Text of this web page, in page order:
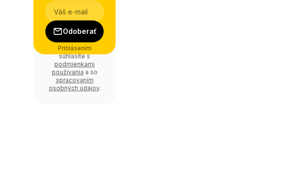
Odoberať
Prihlásením
súhlasíte s
podmienkami
používania a so
spracovaním
osobných údajov.